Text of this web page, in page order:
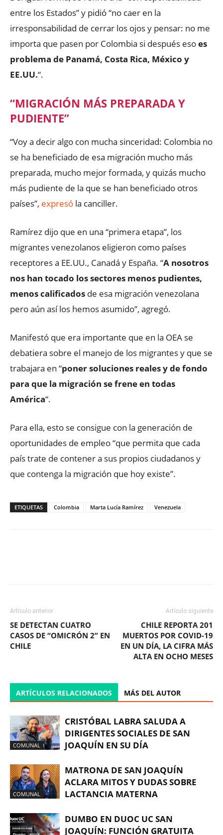
entre los Estados” y pidió “no caer en la
irresponsabilidad de cerrar los ojos y pensar: no me
importa que pasen por Colombia si después esoes
problema de Panamá, Costa Rica, México y
EE.UU.“.
“MIGRACIÓN MÁS PREPARADA Y
PUDIENTE”
“Voy a decir algo con mucha sinceridad: Colombia no
se ha beneficiado de esa migración mucho más
preparada, mucho mejor formada, y quizás mucho
más pudiente de la que se han beneficiado otros
países”, expresó la canciller.
Ramírez dijo que en una “primera etapa”, los
migrantes venezolanos eligieron como países
receptores a EE.UU., Canadá y España. “A nosotros
nos han tocado los sectores menos pudientes,
menos calificados de esa migración venezolana
pero aún así los hemos asumido”, agregó.
Manifestó que era importante que en la OEA se
debatiera sobre el manejo de los migrantes y que se
trabajara en “poner soluciones reales y de fondo
para que la migración se frene en todas
América“.
Para ella, esto se consigue con la generación de
oportunidades de empleo “que permita que cada
país trate de contener a sus propios ciudadanos y
que contenga la migración que hoy existe”.
ETIQUETAS Colombia Marta Lucía Ramírez Venezuela
Artículo anterior
SE DETECTAN CUATRO
CASOS DE “OMICRÓN 2” EN
CHILE
Artículo siguiente
CHILE REPORTA 201
MUERTOS POR COVID-19
EN UN DÍA, LA CIFRA MÁS
ALTA EN OCHO MESES
ARTÍCULOS RELACIONADOS MÁS DEL AUTOR
COMUNAL
CRISTÓBAL LABRA SALUDA A
DIRIGENTES SOCIALES DE SAN
JOAQUÍN EN SU DÍA
COMUNAL
MATRONA DE SAN JOAQUÍN
ACLARA MITOS Y DUDAS SOBRE
LACTANCIA MATERNA
DUMBO EN DUOC UC SAN
JOAQUÍN: FUNCIÓN GRATUITA